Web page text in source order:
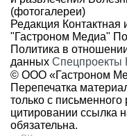
(фотогалереи)
Редакция
"Гастроном Медиа"
Политика в
данных Спецпроекты
© ООО «Гастроном
Перепечатка
только с
цитировании ссылка
обязательна.